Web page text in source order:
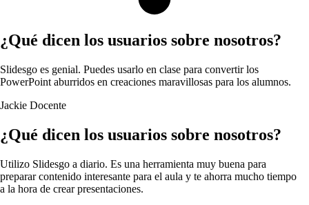
¿Qué dicen los usuarios sobre nosotros?
Slidesgo es genial. Puedes usarlo en clase para convertir los
PowerPoint aburridos en creaciones maravillosas para los alumnos.
Jackie Docente
¿Qué dicen los usuarios sobre nosotros?
Utilizo Slidesgo a diario. Es una herramienta muy buena para
preparar contenido interesante para el aula y te ahorra mucho tiempo
a la hora de crear presentaciones.